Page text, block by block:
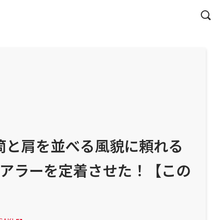
肩を並べる風貌に頼れる
ラーを定着させた！【この